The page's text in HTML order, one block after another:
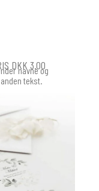
DKK 3.00
navne og
tekst.